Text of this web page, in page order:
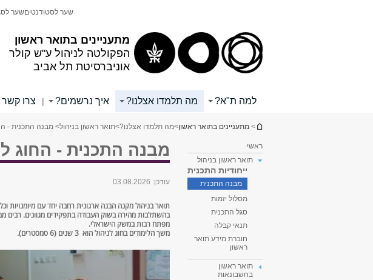
מתעניינים בתואר ראשון
הפקולטה לניהול ע"ש קולר
אוניברסיטת תל אביב
שער לסטודנטיםשער
למה ת"א? מה תלמדו אצלנו? איך נרשמים? | צרו קשר
הינך נמצא כאן
> מתעניינים בתואר ראשון>מה תלמדו אצלנו?>תואר ראשון בניהול> מבנה התכנית -
ראשי
תואר ראשון בניהול
ייחודיות התכנית
מבנה התכנית
מסלול יזמות
סגל התכנית
תנאי קבלה
חוברת מידע תואר
ראשון
תואר ראשון
בחשבונאות
מבנה התכנית - החוג
עודכן: 03.08.2026
תואר בניהול מקנה הבנה ארגונית רחבה יחד עם מיומנויות
בהשתלבות מהירה בשוק העבודה בתפקידים מגוונים. רבים
מפתח רבות במשק הישראלי.
משך הלימודים בחוג לניהול הוא 3 שנים (6 סמסטרים).